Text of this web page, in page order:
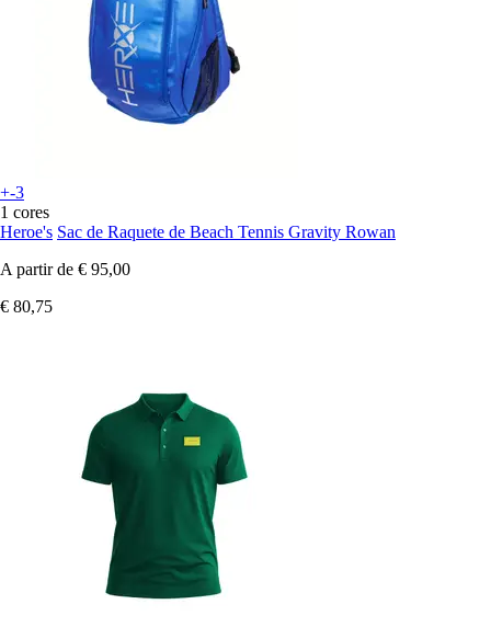
+-3
1 cores
Heroe's Sac de Raquete de Beach Tennis Gravity Rowan
A partir de € 95,00
€ 80,75